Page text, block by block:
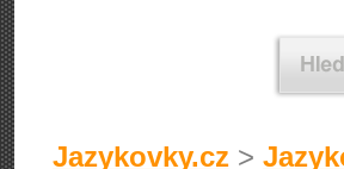
Jazykovky.cz >